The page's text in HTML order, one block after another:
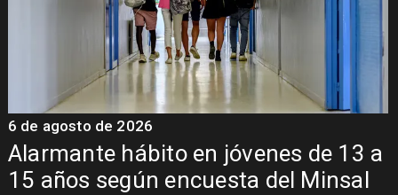
Alarmante hábito en jóvenes de 13 a
15 años según encuesta del Minsal
6 de agosto de 2026